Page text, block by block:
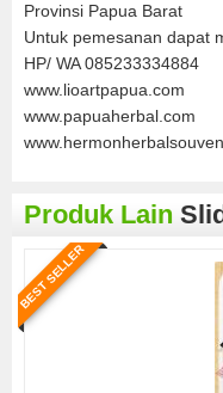
Provinsi Papua Barat
Untuk pemesanan dapat
HP/ WA 085233334884
www.lioartpapua.com
www.papuaherbal.com
Produk Lain
BEST SELLER